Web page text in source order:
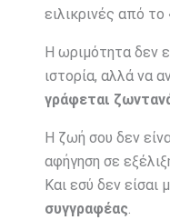
ειλικρινές από
Η ωριμότητα δεν
ιστορία, αλλά να
γράφεται
Η ζωή σου δεν
αφήγηση σε
Και εσύ δεν είσαι
συγγραφέας